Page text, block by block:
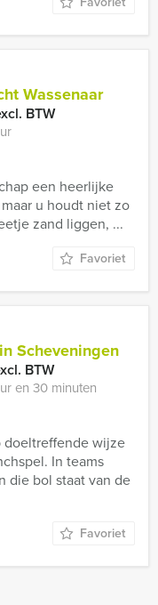
Wassenaar
BTW
een heerlijke
u houdt niet zo
zand liggen, ...
Favoriet
Scheveningen
BTW
en 30 minuten
doeltreffende wijze
In teams
die bol staat van de
Favoriet